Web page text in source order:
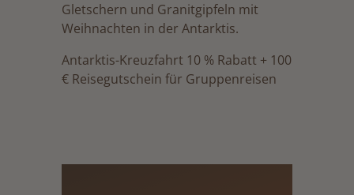
Gletschern und Granitgipfeln mit
Weihnachten in der Antarktis.
Antarktis-Kreuzfahrt 10 % Rabatt + 100
€ Reisegutschein für Gruppenreisen